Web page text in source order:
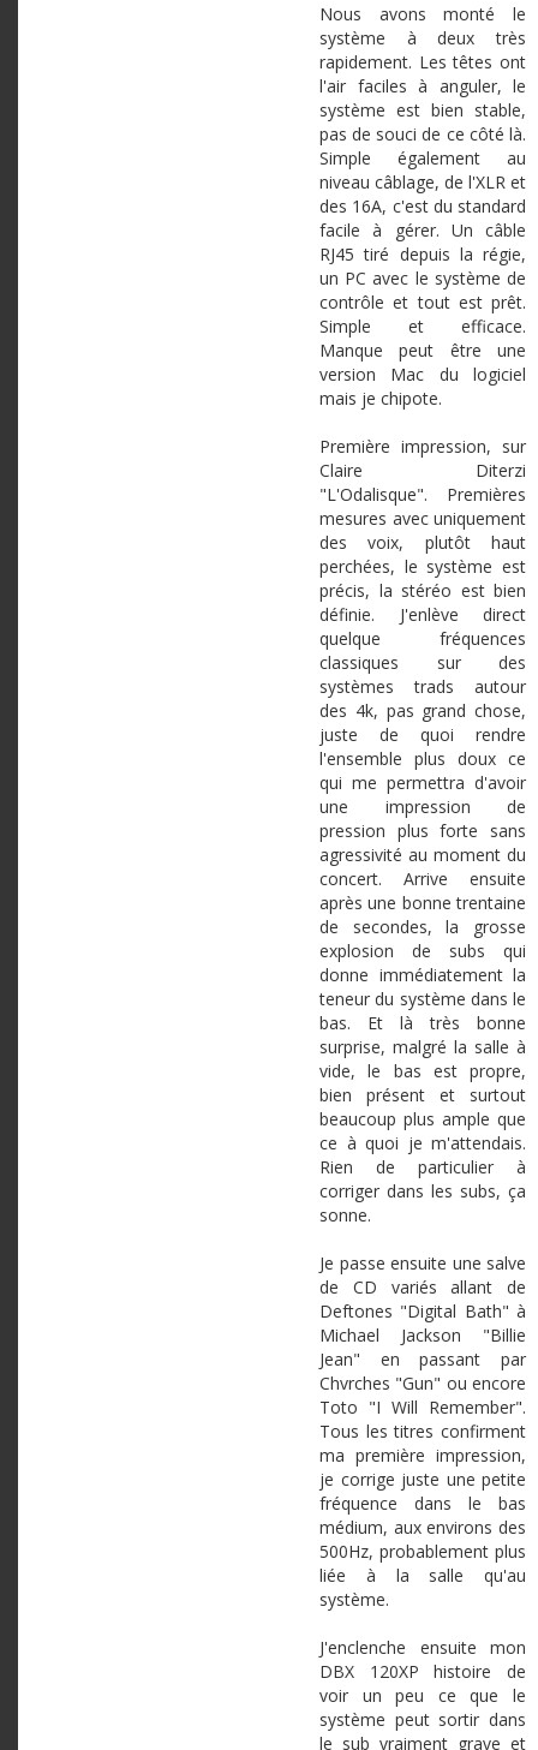
Nous avons monté le
système à deux très
rapidement. Les têtes ont
l'air faciles à anguler, le
système est bien stable,
pas de souci de ce côté là.
Simple également au
niveau câblage, de l'XLR et
des 16A, c'est du standard
facile à gérer. Un câble
RJ45 tiré depuis la régie,
un PC avec le système de
contrôle et tout est prêt.
Simple et efficace.
Manque peut être une
version Mac du logiciel
mais je chipote.
Première impression, sur
Claire Diterzi
"L'Odalisque". Premières
mesures avec uniquement
des voix, plutôt haut
perchées, le système est
précis, la stéréo est bien
définie. J'enlève direct
quelque fréquences
classiques sur des
systèmes trads autour
des 4k, pas grand chose,
juste de quoi rendre
l'ensemble plus doux ce
qui me permettra d'avoir
une impression de
pression plus forte sans
agressivité au moment du
concert. Arrive ensuite
après une bonne trentaine
de secondes, la grosse
explosion de subs qui
donne immédiatement la
teneur du système dans le
bas. Et là très bonne
surprise, malgré la salle à
vide, le bas est propre,
bien présent et surtout
beaucoup plus ample que
ce à quoi je m'attendais.
Rien de particulier à
corriger dans les subs, ça
sonne.
Je passe ensuite une salve
de CD variés allant de
Deftones "Digital Bath" à
Michael Jackson "Billie
Jean" en passant par
Chvrches "Gun" ou encore
Toto "I Will Remember".
Tous les titres confirment
ma première impression,
je corrige juste une petite
fréquence dans le bas
médium, aux environs des
500Hz, probablement plus
liée à la salle qu'au
système.
J'enclenche ensuite mon
DBX 120XP histoire de
voir un peu ce que le
système peut sortir dans
le sub vraiment grave et